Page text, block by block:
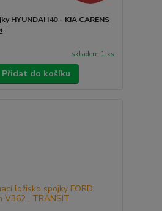
HYUNDAI i40 - KIA CARENS
skladem 1 ks
Přidat do košíku